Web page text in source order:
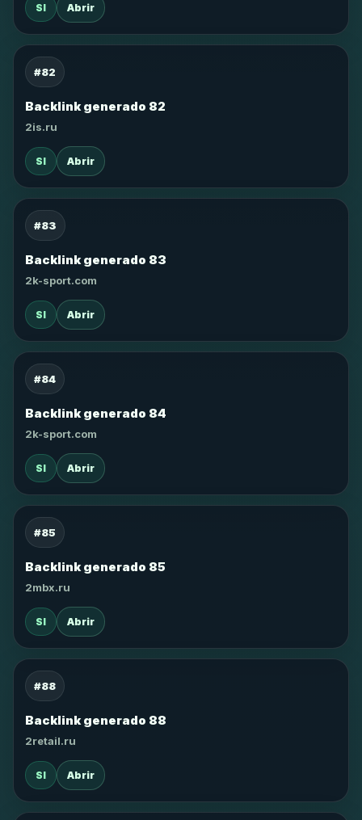
SI Abrir
#82
Backlink generado 82
2is.ru
SI Abrir
#83
Backlink generado 83
2k-sport.com
SI Abrir
#84
Backlink generado 84
2k-sport.com
SI Abrir
#85
Backlink generado 85
2mbx.ru
SI Abrir
#88
Backlink generado 88
2retail.ru
SI Abrir